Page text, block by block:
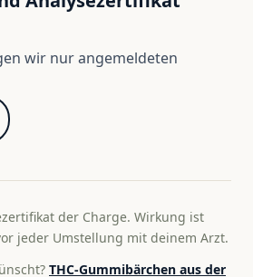
wir nur angemeldeten
der Charge. Wirkung ist
jeder Umstellung mit deinem Arzt.
THC-Gummibärchen aus der